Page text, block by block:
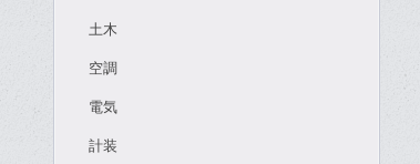
土木
空調
電気
計装